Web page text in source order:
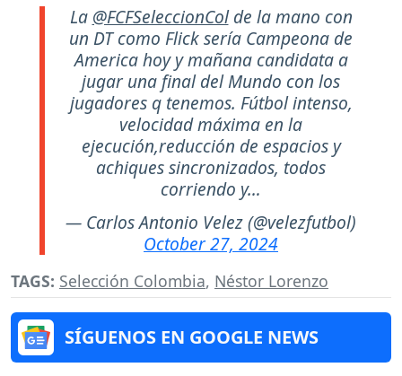
La @FCFSeleccionColde la mano con
un DT como Flick sería Campeona de
America hoy y mañana candidata a
jugar una final del Mundo con los
jugadores q tenemos. Fútbol intenso,
velocidad máxima en la
ejecución,reducción de espacios y
achiques sincronizados, todos
corriendo y…
— Carlos Antonio Velez (@velezfutbol)
October 27, 2024
TAGS: Selección Colombia, Néstor Lorenzo
SÍGUENOS EN GOOGLE NEWS